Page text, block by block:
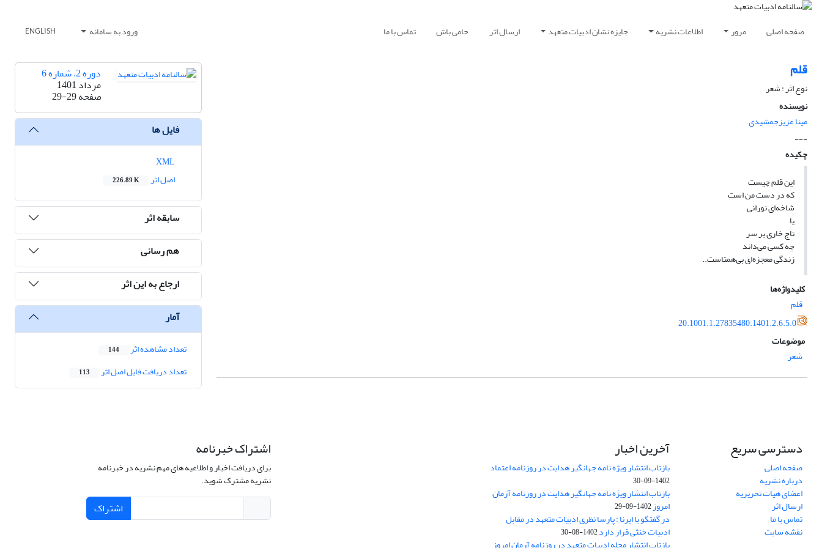
صفحه اصلی مرور اطلاعات نشریه جایزه نشان ادبیات متعهد ارسال اثر حامی باش تماس با ما ورود به سامانه ENGLISH
قلم
نوع اثر : شعر
نویسنده
مینا عزیزجمشیدی
---
چکیده
این قلم چیست
که در دست من است
شاخه‌ای نورانی‌
یا
تاج خاری‌ بر سر
چه کسی می‌داند
زندگی معجزه‌ای‌ بی‌همتاست..
کلیدواژه‌ها
قلم
20.1001.1.27835480.1401.2.6.5.0
موضوعات
شعر
دوره 2، شماره 6
مرداد 1401
صفحه29-29
فایل ها
اصل اثر
226.89 K
سابقه اثر
هم رسانی
ارجاع به این اثر
آمار
تعداد مشاهده اثر 144
تعداد دریافت فایل اصل اثر 113
دسترسی سریع
صفحه اصلی
درباره نشریه
اعضای هیات تحریریه
ارسال اثر
تماس با ما
نقشه سایت
آخرین اخبار
بازتاب انتشار ویژه نامه جهانگیر هدایت در روزنامه اعتماد
1402-09-30
بازتاب انتشار ویژه نامه جهانگیر هدایت در روزنامه آرمان
امروز1402-09-29
در گفتگو با ایرنا : پارسا نظری ادبیات متعهد در مقابل
ادبیات خنثی قرار دارد1402-08-30
اشتراک خبرنامه
برای دریافت اخبار و اطلاعیه های مهم نشریه در خبرنامه
نشریه مشترک شوید.
اشتراک